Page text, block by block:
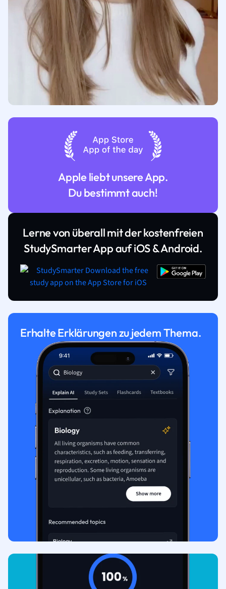
Apple liebt unsere App.
Du bestimmt auch!
Lerne von überall mit der kostenfreien
StudySmarter App auf iOS & Android.
Erhalte Erklärungen zu jedem Thema.